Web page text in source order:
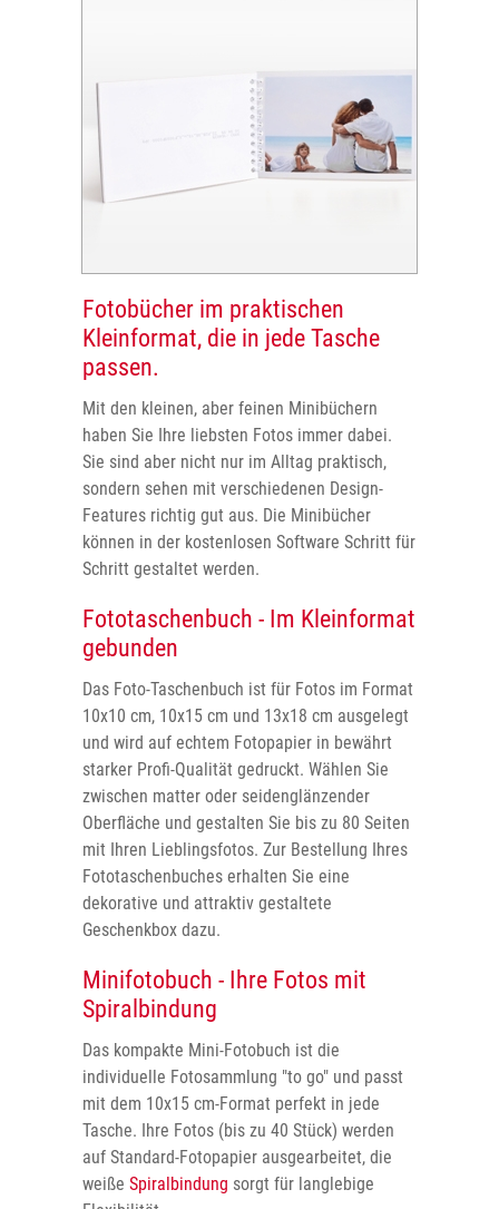
Fotobücher im praktischen
Kleinformat, die in jede Tasche
passen.
Mit den kleinen, aber feinen Minibüchern
haben Sie Ihre liebsten Fotos immer dabei.
Sie sind aber nicht nur im Alltag praktisch,
sondern sehen mit verschiedenen Design-
Features richtig gut aus. Die Minibücher
können in der kostenlosen Software Schritt für
Schritt gestaltet werden.
Fototaschenbuch - Im Kleinformat
gebunden
Das Foto-Taschenbuch ist für Fotos im Format
10x10 cm, 10x15 cm und 13x18 cm ausgelegt
und wird auf echtem Fotopapier in bewährt
starker Profi-Qualität gedruckt. Wählen Sie
zwischen matter oder seidenglänzender
Oberfläche und gestalten Sie bis zu 80 Seiten
mit Ihren Lieblingsfotos. Zur Bestellung Ihres
Fototaschenbuches erhalten Sie eine
dekorative und attraktiv gestaltete
Geschenkbox dazu.
Minifotobuch - Ihre Fotos mit
Spiralbindung
Das kompakte Mini-Fotobuch ist die
individuelle Fotosammlung "to go" und passt
mit dem 10x15 cm-Format perfekt in jede
Tasche. Ihre Fotos (bis zu 40 Stück) werden
auf Standard-Fotopapier ausgearbeitet, die
weiße Spiralbindung sorgt für langlebige